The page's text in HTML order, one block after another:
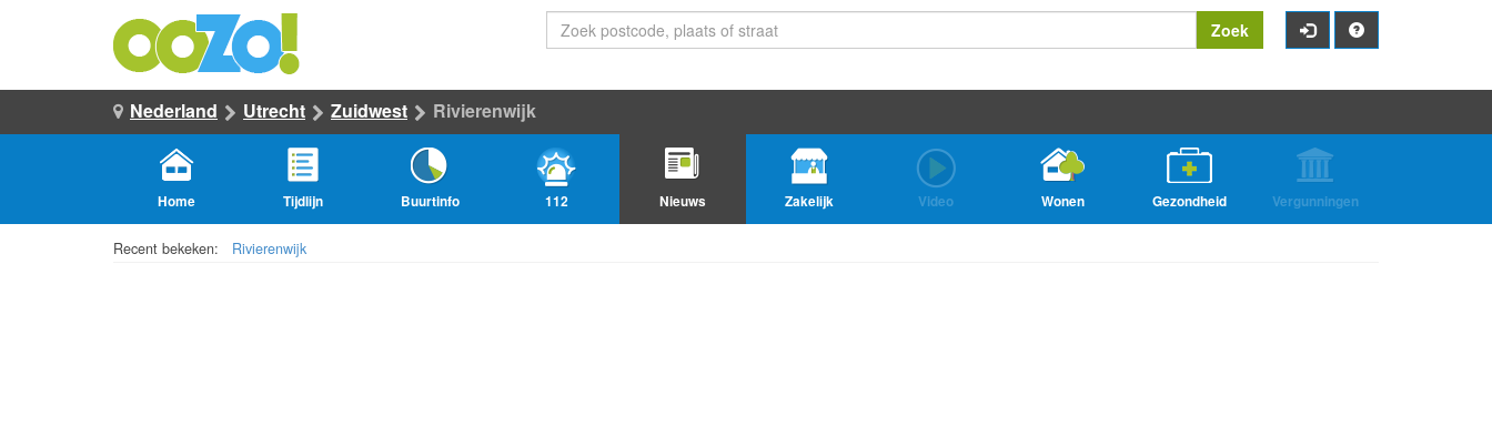
Zoek
Nederland Utrecht Zuidwest Rivierenwijk
Home Tijdlijn Buurtinfo 112 Nieuws Zakelijk Video Wonen Gezondheid Vergunningen
Recent bekeken: Rivierenwijk